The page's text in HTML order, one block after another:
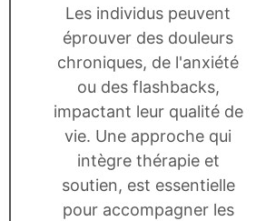
Les individus peuvent
éprouver des douleurs
chroniques, de l'anxiété
ou des flashbacks,
impactant leur qualité de
vie. Une approche qui
intègre thérapie et
soutien, est essentielle
pour accompagner les